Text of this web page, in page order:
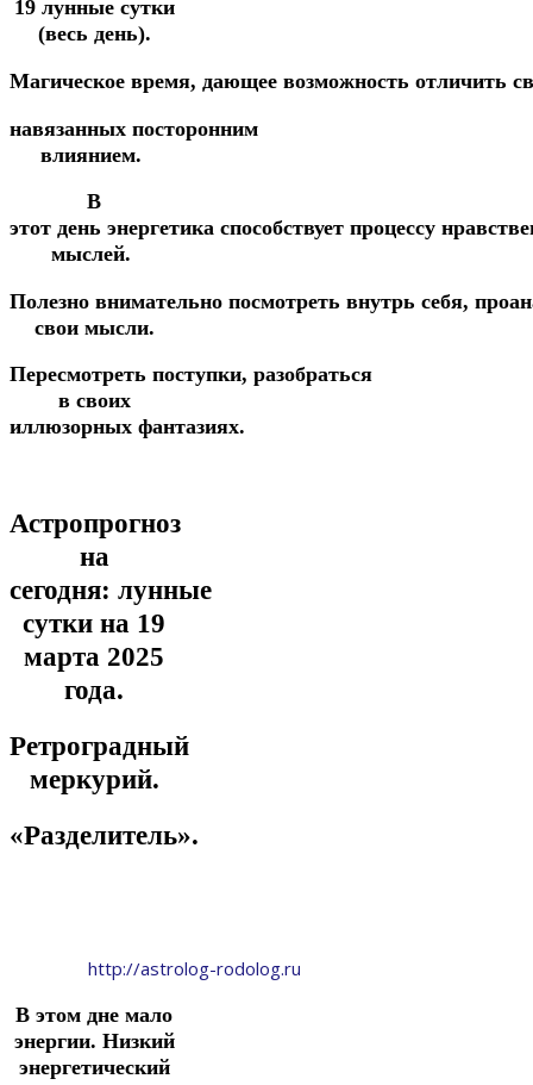
19 лунные сутки
(весь день).
Магическое время, дающее возможность отличить
навязанных посторонним
влиянием.
В
этот день энергетика способствует процессу
мыслей.
Полезно внимательно посмотреть внутрь себя,
свои мысли.
Пересмотреть поступки, разобраться
в своих
иллюзорных фантазиях.
Астропрогноз
на
сегодня: лунные
сутки на 19
марта 2025
года.
Ретроградный
меркурий.
«Разделитель».
http://astrolog-rodolog.ru
В этом дне мало
энергии. Низкий
энергетический